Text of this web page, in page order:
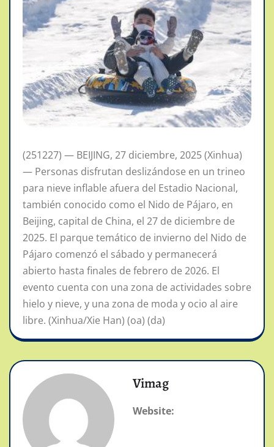
(251227) — BEIJING, 27 diciembre, 2025 (Xinhua)
— Personas disfrutan deslizándose en un trineo
para nieve inflable afuera del Estadio Nacional,
también conocido como el Nido de Pájaro, en
Beijing, capital de China, el 27 de diciembre de
2025. El parque temático de invierno del Nido de
Pájaro comenzó el sábado y permanecerá
abierto hasta finales de febrero de 2026. El
evento cuenta con una zona de actividades sobre
hielo y nieve, y una zona de moda y ocio al aire
libre. (Xinhua/Xie Han) (oa) (da)
Vimag
Website: